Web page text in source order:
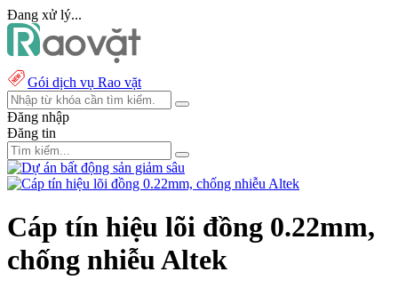
Đang xử lý...
Gói dịch vụ Rao vặt
Đăng nhập
Đăng tin
Cáp tín hiệu lõi đồng 0.22mm,
chống nhiễu Altek